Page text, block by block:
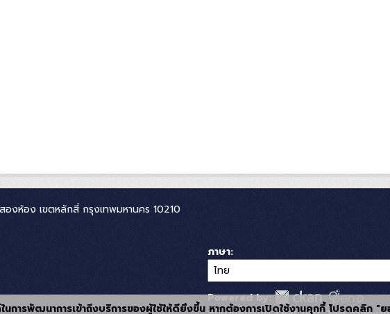
งห้อง เขตหลักสี่ กรุงเทพมหานคร 10210
ภาษา
Powered by:
นการพัฒนาการเข้าถึงบริการของผู้ใช้ให้ดียิ่งขึ้น หากต้องการเปิดใช้งานคุกกี้ โปรดคลิก "